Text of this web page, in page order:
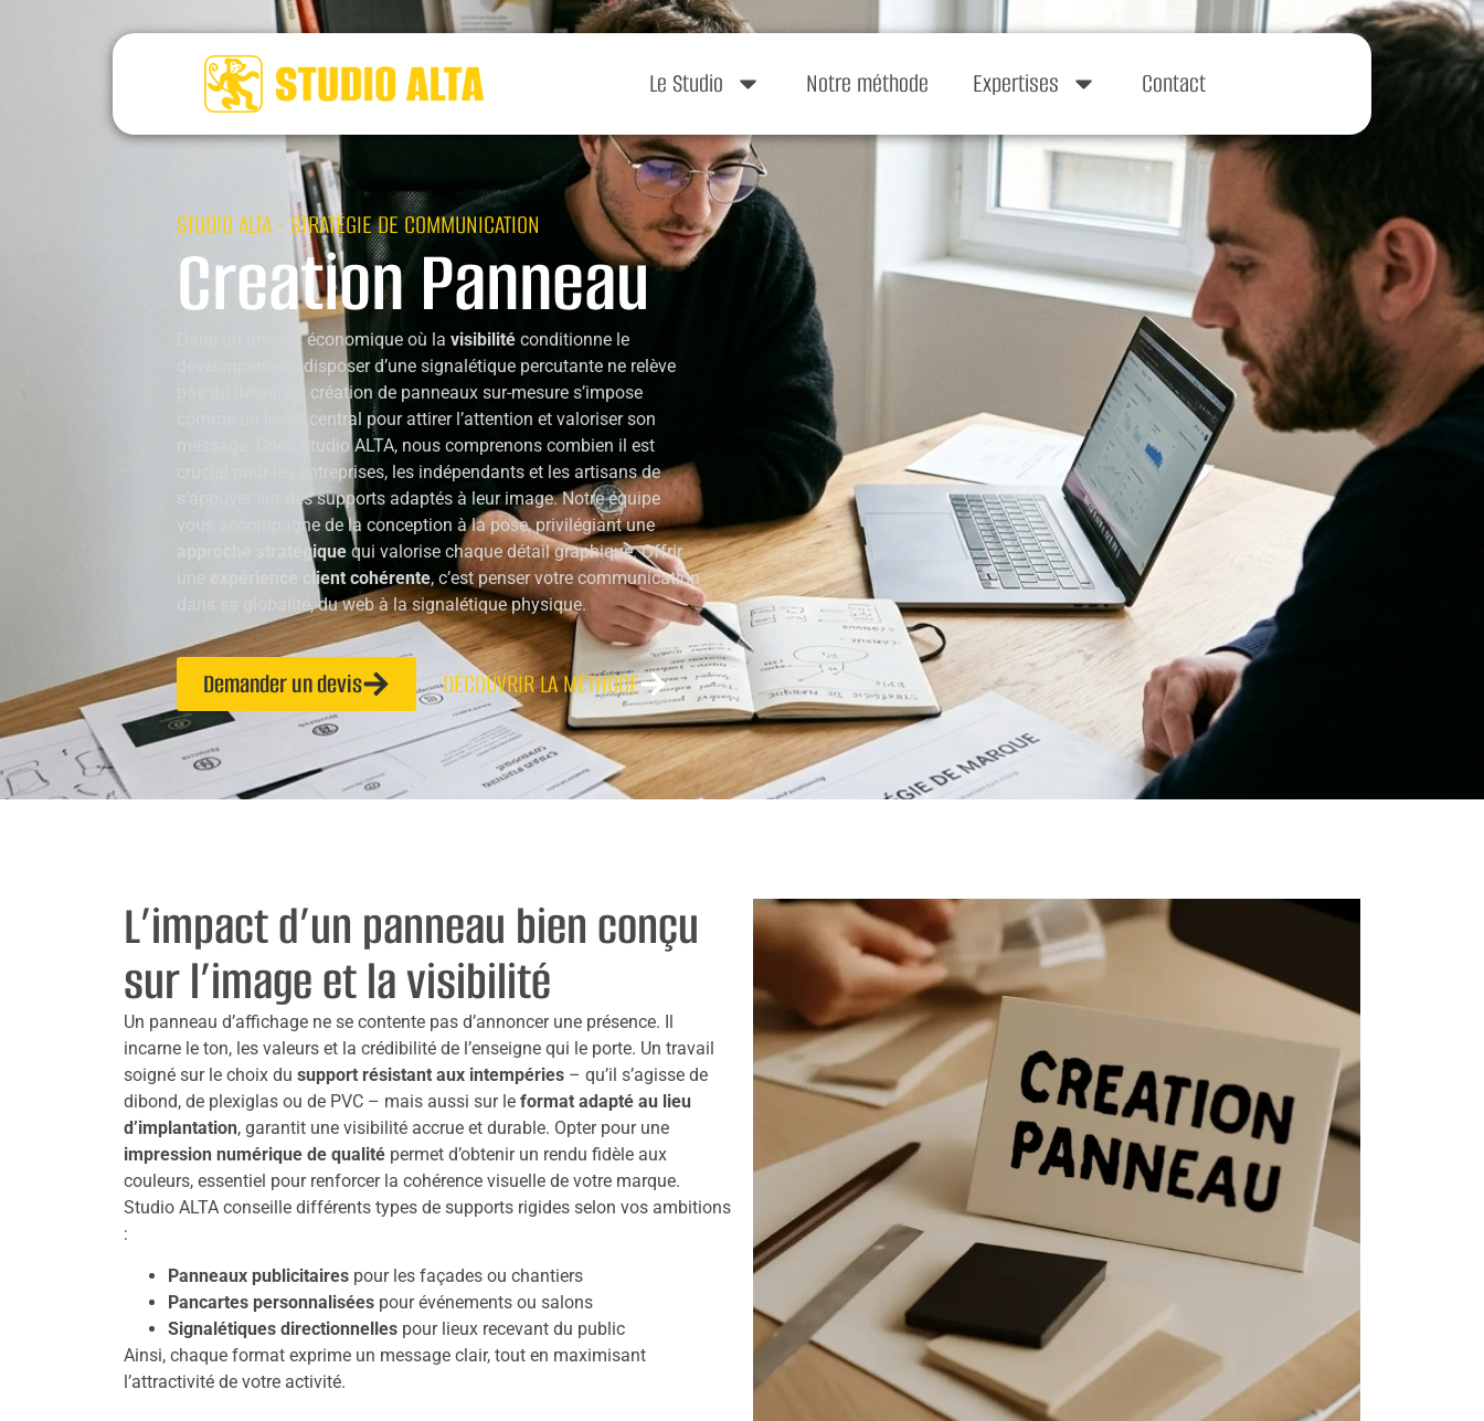
Le Studio Notre méthode Expertises Contact
STUDIO ALTA - STRATÉGIE DE COMMUNICATION
Creation Panneau
Dans un univers économique où la visibilité conditionne le
développement, disposer d’une signalétique percutante ne relève
pas du détail. La création de panneaux sur-mesure s’impose
comme un levier central pour attirer l’attention et valoriser son
message. Chez Studio ALTA, nous comprenons combien il est
crucial pour les entreprises, les indépendants et les artisans de
s’appuyer sur des supports adaptés à leur image. Notre équipe
vous accompagne de la conception à la pose, privilégiant une
approche stratégique qui valorise chaque détail graphique. Offrir
expérience client cohérente, c’est penser votre communication
dans sa globalité, du web à la signalétique physique.
Demander un devis DÉCOUVRIR LA MÉTHODE
L’impact d’un panneau bien conçu
sur l’image et la visibilité
Un panneau d’affichage ne se contente pas d’annoncer une présence. Il
incarne le ton, les valeurs et la crédibilité de l’enseigne qui le porte. Un travail
soigné sur le choix du support résistant aux intempéries – qu’il s’agisse de
dibond, de plexiglas ou de PVC – mais aussi sur le format adapté au lieu
d’implantation, garantit une visibilité accrue et durable. Opter pour une
impression numérique de qualité permet d’obtenir un rendu fidèle aux
couleurs, essentiel pour renforcer la cohérence visuelle de votre marque.
Studio ALTA conseille différents types de supports rigides selon vos ambitions
:
Panneaux publicitaires pour les façades ou chantiers
Pancartes personnalisées pour événements ou salons
Signalétiques directionnelles pour lieux recevant du public
Ainsi, chaque format exprime un message clair, tout en maximisant
l’attractivité de votre activité.